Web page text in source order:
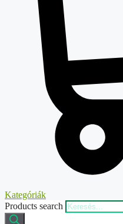
Kategóriák
Products search